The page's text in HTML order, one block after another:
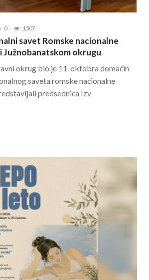
0 1507
savet Romske nacionalne
Južnobanatskom okrugu
okrug bio je 11. oktobra domaćin
saveta romske nacionalne
predsednica Izv